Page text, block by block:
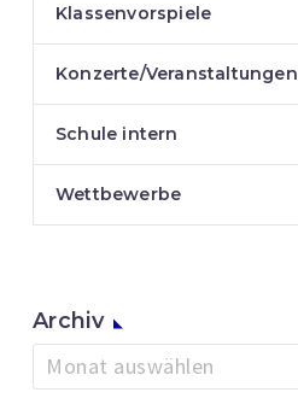
Klassenvorspiele
Konzerte/Veranstaltungen
Schule intern
Wettbewerbe
Archiv
Archiv
Monat auswählen